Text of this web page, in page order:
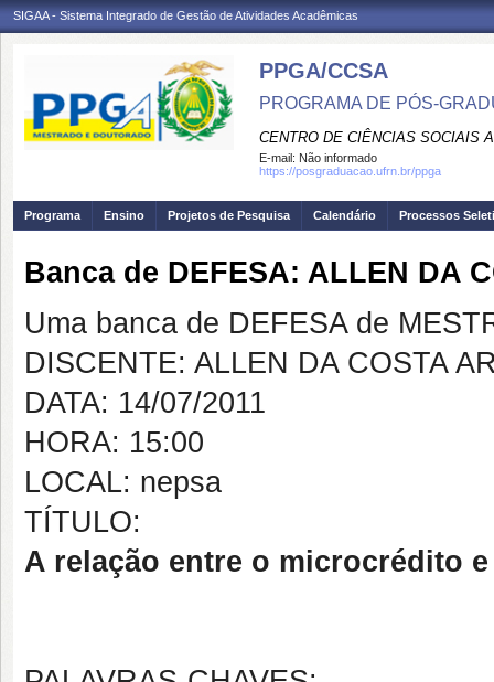
SIGAA - Sistema Integrado de Gestão de Atividades Acadêmicas
PPGA/CCSA
PROGRAMA DE PÓS-
CENTRO DE CIÊNCIAS SOCIAIS
E-mail: Não informado
https://posgraduacao.ufrn.br/ppga
Programa Ensino Projetos de Pesquisa Calendário Processos
Banca de DEFESA: ALLEN DA
Uma banca de DEFESA de
DISCENTE: ALLEN DA COSTA
DATA: 14/07/2011
HORA: 15:00
LOCAL: nepsa
TÍTULO:
A relação entre o microcrédito